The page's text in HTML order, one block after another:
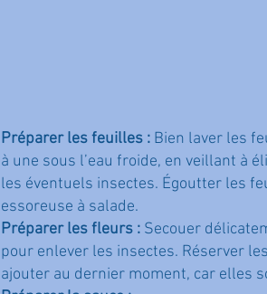
Préparer les feuilles : Bien laver les
à une sous l’eau froide, en veillant à
les éventuels insectes. Égoutter les
essoreuse à salade.
Préparer les fleurs : Secouer
pour enlever les insectes. Réserver
ajouter au dernier moment, car elles